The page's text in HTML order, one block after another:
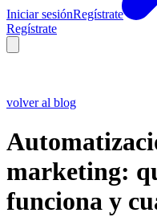
Iniciar sesiónRegístrate
Regístrate
volver al blog
marketing:
funciona y